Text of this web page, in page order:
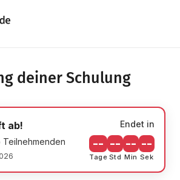
Informationsseite
deiner Schulung
ab!
Teilnehmenden
Endet in
--
Tage
--
Std
--
Min
--
Sek